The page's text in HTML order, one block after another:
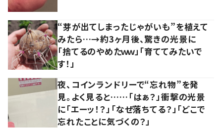
“芽が出てしまったじゃがいも”を植えて
みたら…→約3ヶ月後、驚きの光景に
「捨てるのやめたｗｗ」「育ててみたいで
す！」
夜、コインランドリーで“忘れ物”を発
見。よく見ると……「はぁ？」衝撃の光景
に「エーッ！？」「なぜ落ちてる？」「どこで
忘れたことに気づくの？」